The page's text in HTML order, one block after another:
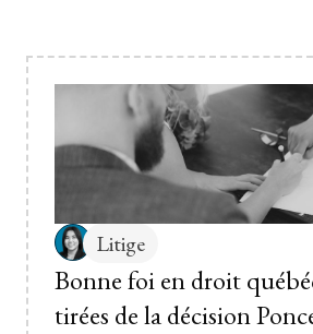
Litige
Bonne foi en droit
tirées de la décision